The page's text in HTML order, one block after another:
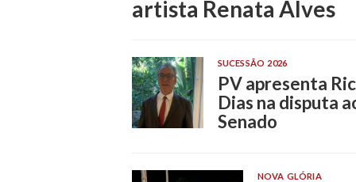
artista Renata Alves
SUCESSÃO 2026
PV apresenta
Dias na disputa
Senado
NOVA GLÓRIA